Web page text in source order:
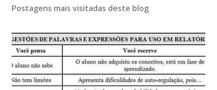
Postagens mais visitadas deste blog